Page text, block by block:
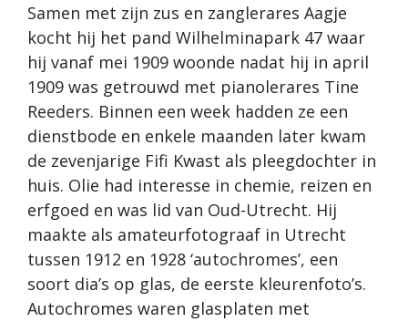
Samen met zijn zus en zanglerares Aagje
kocht hij het pand Wilhelminapark 47 waar
hij vanaf mei 1909 woonde nadat hij in april
1909 was getrouwd met pianolerares Tine
Reeders. Binnen een week hadden ze een
dienstbode en enkele maanden later kwam
de zevenjarige Fifi Kwast als pleegdochter in
huis. Olie had interesse in chemie, reizen en
erfgoed en was lid van Oud-Utrecht. Hij
maakte als amateurfotograaf in Utrecht
tussen 1912 en 1928 ‘autochromes’, een
soort dia’s op glas, de eerste kleurenfoto’s.
Autochromes waren glasplaten met